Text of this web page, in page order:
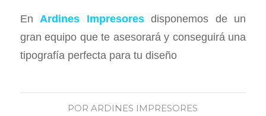
En Ardines Impresoresdisponemos de un
gran equipo que te asesorará y conseguirá una
tipografía perfecta para tu diseño
PORARDINES IMPRESORES